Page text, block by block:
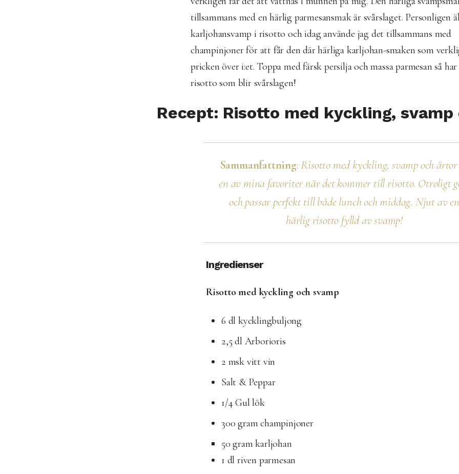
tillsammans med en härlig parmesansmak är svårslaget. Personligen
karljohansvamp i risotto och idag använde jag det tillsammans med
champinjoner för att får den där härliga karljohan-smaken som
pricken över i:et. Toppa med färsk persilja och massa parmesan så
risotto som blir svårslagen!
Recept: Risotto med kyckling,
Sammanfattning:Risotto med kyckling, svamp och
en av mina favoriter när det kommer till risotto. Otroligt
och passar perfekt till både lunch och middag. Njut av en
härlig risotto fylld av svamp!
Ingredienser
Risotto med kyckling och svamp
6 dl kycklingbuljong
2,5 dl Arborioris
2 msk vitt vin
Salt & Peppar
1/4 Gul lök
300 gram champinjoner
50 gram karljohan
1 dl riven parmesan